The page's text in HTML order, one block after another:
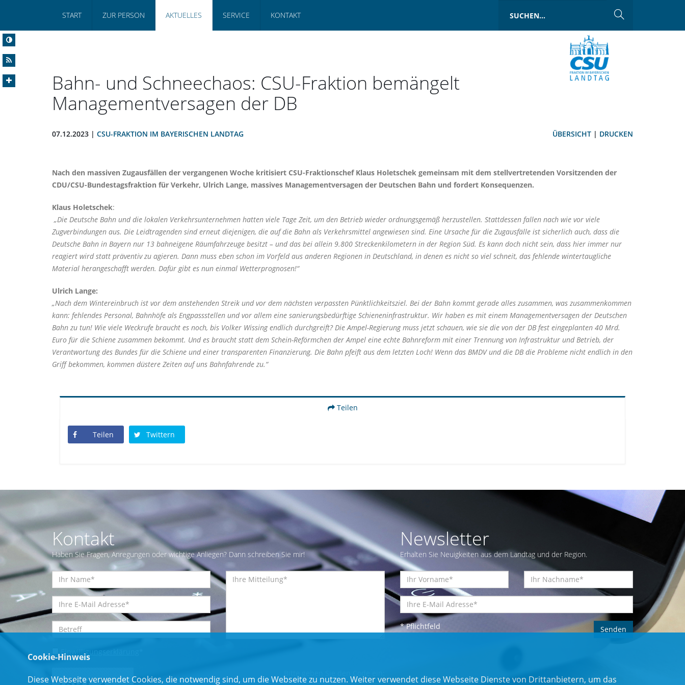
START ZUR PERSON AKTUELLES SERVICE KONTAKT
Bahn- und Schneechaos: CSU-Fraktion bemängelt
Managementversagen der DB
07.12.2023 | CSU-FRAKTION IM BAYERISCHEN LANDTAG ÜBERSICHT | DRUCKEN
Nach den massiven Zugausfällen der vergangenen Woche kritisiert CSU-Fraktionschef Klaus Holetschek gemeinsam mit dem stellvertretenden Vorsitzenden der
CDU/CSU-Bundestagsfraktion für Verkehr, Ulrich Lange, massives Managementversagen der Deutschen Bahn und fordert Konsequenzen.
Klaus Holetschek:
Die Deutsche Bahn und die lokalen Verkehrsunternehmen hatten viele Tage Zeit, um den Betrieb wieder ordnungsgemäß herzustellen. Stattdessen fallen nach wie vor viele
Zugverbindungen aus. Die Leidtragenden sind erneut diejenigen, die auf die Bahn als Verkehrsmittel angewiesen sind. Eine Ursache für die Zugausfälle ist sicherlich auch, dass die
Deutsche Bahn in Bayern nur 13 bahneigene Räumfahrzeuge besitzt – und das bei allein 9.800 Streckenkilometern in der Region Süd. Es kann doch nicht sein, dass hier immer nur
reagiert wird statt präventiv zu agieren. Dann muss eben schon im Vorfeld aus anderen Regionen in Deutschland, in denen es nicht so viel schneit, das fehlende wintertaugliche
Material herangeschafft werden. Dafür gibt es nun einmal Wetterprognosen!“
Ulrich Lange:
Nach dem Wintereinbruch ist vor dem anstehenden Streik und vor dem nächsten verpassten Pünktlichkeitsziel. Bei der Bahn kommt gerade alles zusammen, was zusammenkommen
kann: fehlendes Personal, Bahnhöfe als Engpassstellen und vor allem eine sanierungsbedürftige Schieneninfrastruktur. Wir haben es mit einem Managementversagen der Deutschen
Bahn zu tun! Wie viele Weckrufe braucht es noch, bis Volker Wissing endlich durchgreift? Die Ampel-Regierung muss jetzt schauen, wie sie die von der DB fest eingeplanten 40 Mrd.
Euro für die Schiene zusammen bekommt. Und es braucht statt dem Schein-Reförmchen der Ampel eine echte Bahnreform mit einer Trennung von Infrastruktur und Betrieb, der
Verantwortung des Bundes für die Schiene und einer transparenten Finanzierung. Die Bahn pfeift aus dem letzten Loch! Wenn das BMDV und die DB die Probleme nicht endlich in den
Griff bekommen, kommen düstere Zeiten auf uns Bahnfahrende zu.“
Teilen
Teilen Twittern
Kontakt
Haben Sie Fragen, Anregungen oder wichtige Anliegen? Dann schreiben Sie mir!
Einwilligungserklärung
Newsletter
Erhalten Sie Neuigkeiten aus dem Landtag und der Region.
* Pflichtfeld
Cookie-Hinweis
Diese Webseite verwendet Cookies, die notwendig sind, um die Webseite zu nutzen. Weiter verwendet diese Webseite Dienste von Drittanbietern, um das